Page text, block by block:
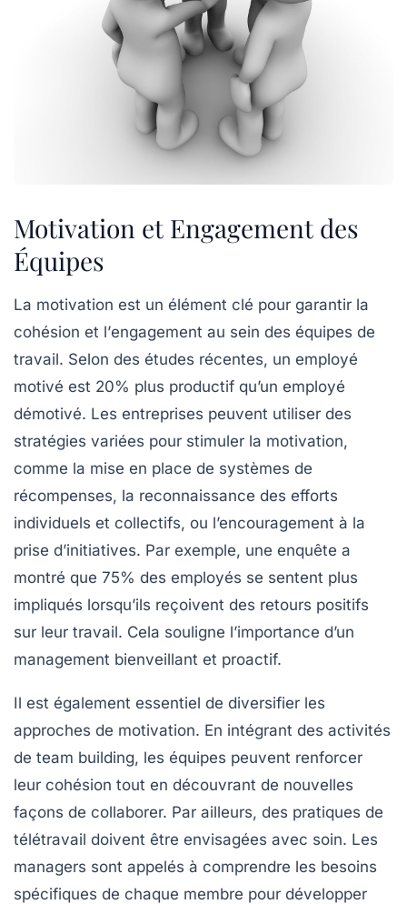
Motivation et Engagement des
Équipes
La motivation est un élément clé pour garantir la
cohésion et l’engagement au sein des équipes de
travail. Selon des études récentes, un employé
motivé est 20% plus productif qu’un employé
démotivé. Les entreprises peuvent utiliser des
stratégies variées pour stimuler la motivation,
comme la mise en place de systèmes de
récompenses, la reconnaissance des efforts
individuels et collectifs, ou l’encouragement à la
prise d’initiatives. Par exemple, une enquête a
montré que 75% des employés se sentent plus
impliqués lorsqu’ils reçoivent des retours positifs
sur leur travail. Cela souligne l’importance d’un
management bienveillant et proactif.
Il est également essentiel de diversifier les
approches de motivation. En intégrant des activités
de team building, les équipes peuvent renforcer
leur cohésion tout en découvrant de nouvelles
façons de collaborer. Par ailleurs, des pratiques de
télétravail doivent être envisagées avec soin. Les
managers sont appelés à comprendre les besoins
spécifiques de chaque membre pour développer